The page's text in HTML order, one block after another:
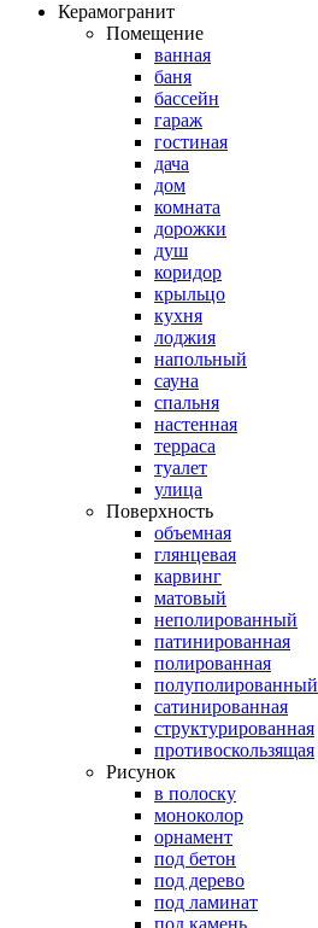
Керамогранит
Помещение
ванная
баня
бассейн
гараж
гостиная
дача
дом
комната
дорожки
душ
коридор
крыльцо
кухня
лоджия
напольный
сауна
спальня
настенная
терраса
туалет
улица
Поверхность
объемная
глянцевая
карвинг
матовый
неполированный
патинированная
полированная
полуполированный
сатинированная
структурированная
противоскользящая
Рисунок
в полоску
моноколор
орнамент
под бетон
под дерево
под ламинат
под камень